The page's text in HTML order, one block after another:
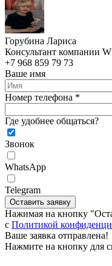
Горубина Лариса
Консультант компании
+7 968 859 79 73
Ваше имя
Номер телефона *
Где удобнее общаться?
Звонок
WhatsApp
Telegram
Оставить заявку
Нажимая на кнопку
c Политикой
Ваше заявка отправлена!
Нажмите на кнопку для